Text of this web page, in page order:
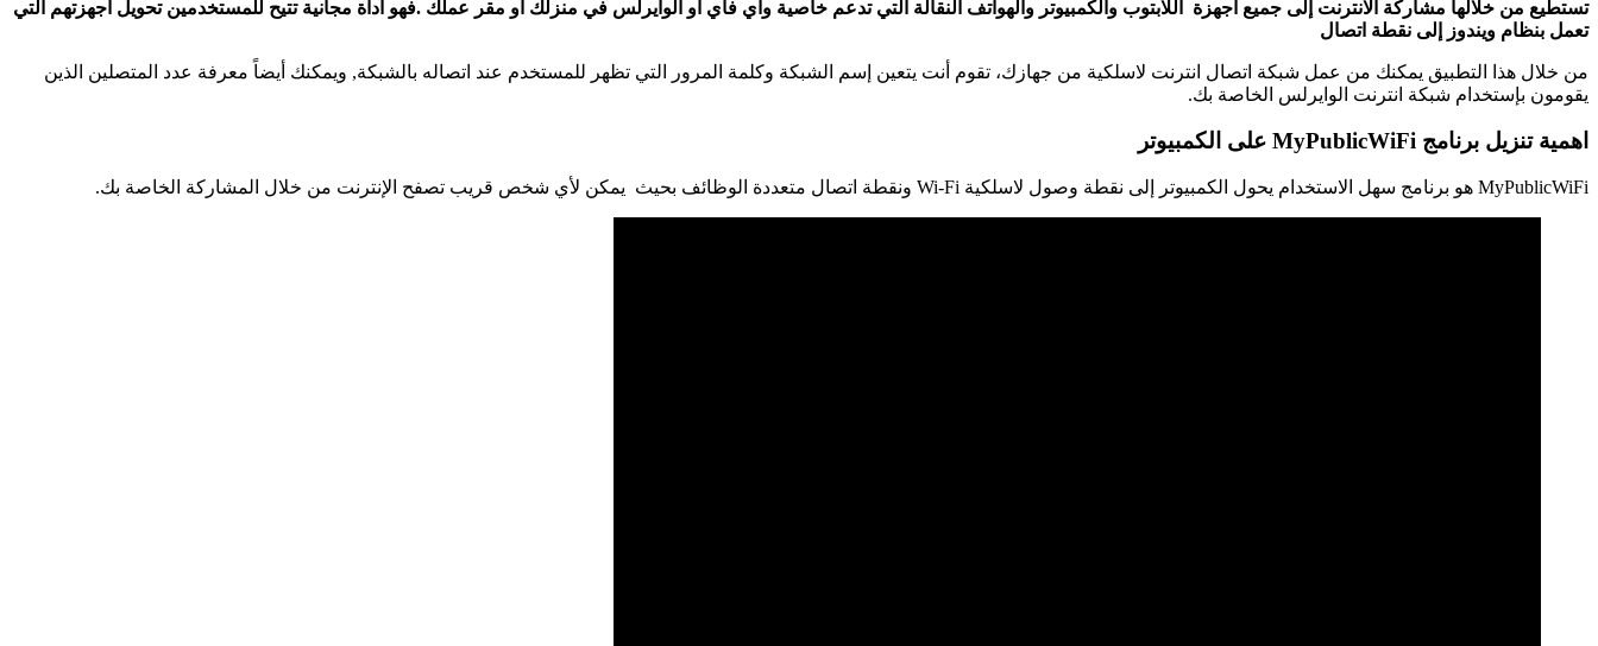
تستطيع من خلالها مشاركة الانترنت إلى جميع أجهزة اللابتوب والكمبيوتر والهواتف النقالة التي تدعم خاصية واي فاي او الوايرلس في منزلك أو مقر عملك .فهو أداة مجانية تتيح للمستخدمين تحويل أجهزتهم التي
تعمل بنظام ويندوز إلى نقطة اتصال
من خلال هذا التطبيق يمكنك من عمل شبكة اتصال انترنت لاسلكية من جهازك، تقوم أنت يتعين إسم الشبكة وكلمة المرور التي تظهر للمستخدم عند اتصاله بالشبكة, ويمكنك أيضاً معرفة عدد المتصلين الذين
يقومون بإستخدام شبكة انترنت الوايرلس الخاصة بك.
اهمية تنزيل برنامج MyPublicWiFi على الكمبيوتر
MyPublicWiFi هو برنامج سهل الاستخدام يحول الكمبيوتر إلى نقطة وصول لاسلكية Wi-Fi ونقطة اتصال متعددة الوظائف بحيث يمكن لأي شخص قريب تصفح الإنترنت من خلال المشاركة الخاصة بك.